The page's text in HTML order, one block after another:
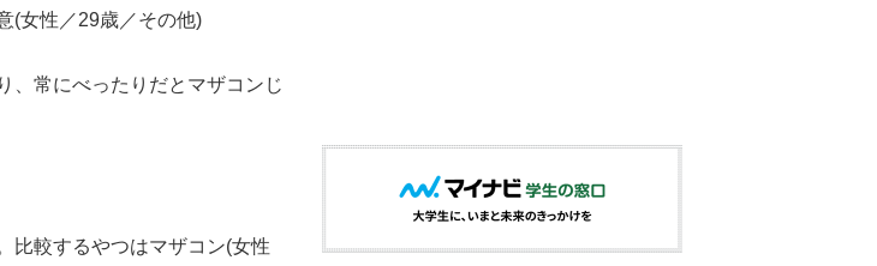
(女性／29歳／その他)
、常にべったりだとマザコンじ
比較するやつはマザコン(女性